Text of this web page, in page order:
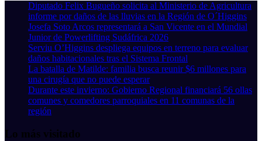
Diputado Felix Bugueño solicita al Ministerio de Agricultura
informe por daños de las lluvias en la Región de O´Higgins
Josefa Soto Arcos representará a San Vicente en el Mundial
Junior de Powerlifting Sudáfrica 2026
Serviu O’Higgins despliega equipos en terreno para evaluar
daños habitacionales tras el Sistema Frontal
La batalla de Matilde: familia busca reunir $6 millones para
una cirugía que no puede esperar
Durante este invierno: Gobierno Regional financiará 56 ollas
comunes y comedores parroquiales en 11 comunas de la
región
Lo más visitado